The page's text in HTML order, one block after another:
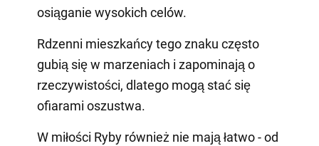
osiąganie wysokich celów.
Rdzenni mieszkańcy tego znaku często
gubią się w marzeniach i zapominają o
rzeczywistości, dlatego mogą stać się
ofiarami oszustwa.
W miłości Ryby również nie mają łatwo - od